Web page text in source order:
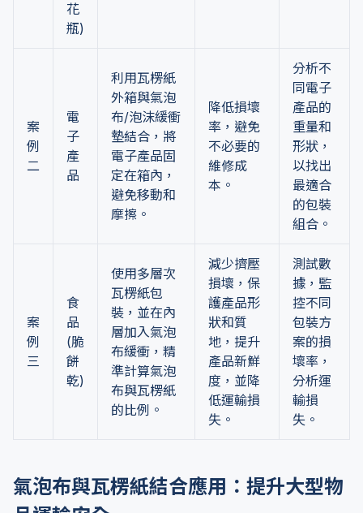
花
瓶)
案
例
二
電
子
產
品
利用瓦楞紙
外箱與氣泡
布/泡沫緩衝
墊結合，將
電子產品固
定在箱內，
避免移動和
摩擦。
降低損壞
率，避免
不必要的
維修成
本。
分析不
同電子
產品的
重量和
形狀，
以找出
最適合
的包裝
組合。
案
例
三
食
品
(脆
餅
乾)
使用多層次
瓦楞紙包
裝，並在內
層加入氣泡
布緩衝，精
準計算氣泡
布與瓦楞紙
的比例。
減少擠壓
損壞，保
護產品形
狀和質
地，提升
產品新鮮
度，並降
低運輸損
失。
測試數
據，監
控不同
包裝方
案的損
壞率，
分析運
輸損
失。
氣泡布與瓦楞紙結合應用：提升大型物